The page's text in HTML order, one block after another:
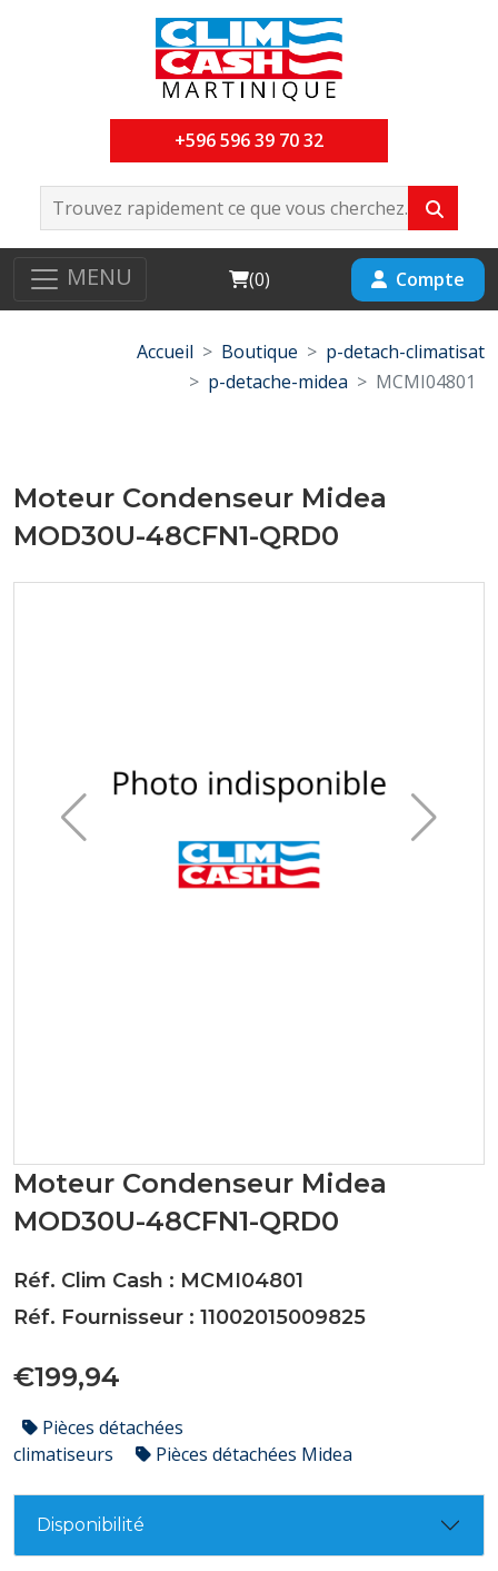
+596 596 39 70 32
MENU Cart
(0) Compte
Accueil Boutique
p-detach-climatisat
p-detache-midea
MCMI04801
Moteur Condenseur Midea
MOD30U-48CFN1-QRD0
Moteur Condenseur Midea
MOD30U-48CFN1-QRD0
Réf. Clim Cash : MCMI04801
Réf. Fournisseur : 11002015009825
€199,94
Pièces détachées
climatiseurs
Pièces détachées Midea
Disponibilité